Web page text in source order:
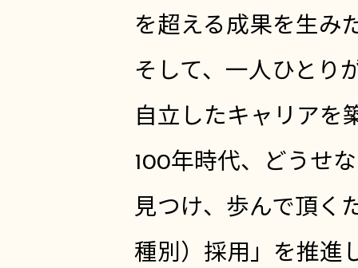
を超える成果を生み
そして、一人ひとり
自立したキャリアを
100年時代、どうせ
見つけ、歩んで頂く
種別）採用」を推進